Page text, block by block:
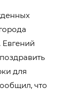
для
что